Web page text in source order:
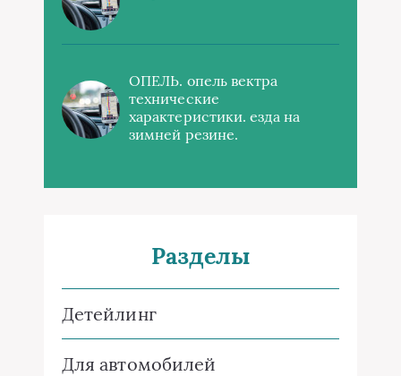
ОПЕЛЬ. опель вектра
технические
характеристики. езда на
зимней резине.
Разделы
Детейлинг
Для автомобилей